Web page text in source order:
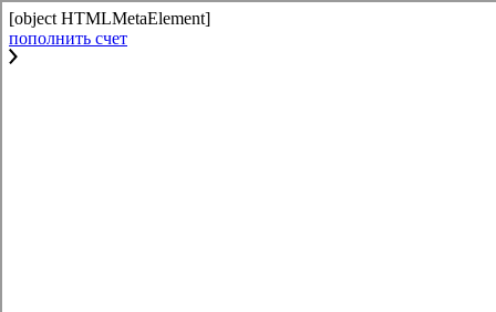
[object HTMLMetaElement]
пополнить счет